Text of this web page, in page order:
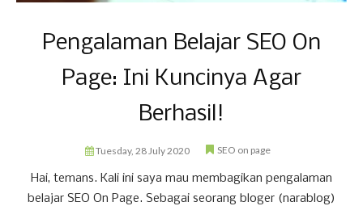
Pengalaman Belajar SEO On
Page: Ini Kuncinya Agar
Berhasil!
Tuesday, 28 July 2020 SEO on page
Hai, temans. Kali ini saya mau membagikan pengalaman
belajar SEO On Page. Sebagai seorang bloger (narablog)